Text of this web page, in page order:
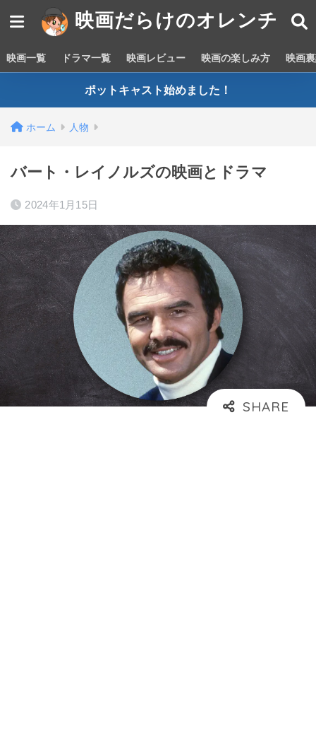
映画だらけのオレンチ
映画一覧 ドラマ一覧 映画レビュー 映画の楽しみ方 映画
ポットキャスト始めました！
ホーム 人物
バート・レイノルズの映画とドラマ
2024年1月15日